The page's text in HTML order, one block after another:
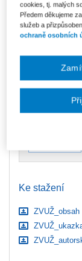
Kde najdu
Smarteca +
Skladem-
důvodů
Ke stažení
ZVUŽ_obsah
cookies, tj. malých
Předem děkujeme
služeb a
ochraně osobních